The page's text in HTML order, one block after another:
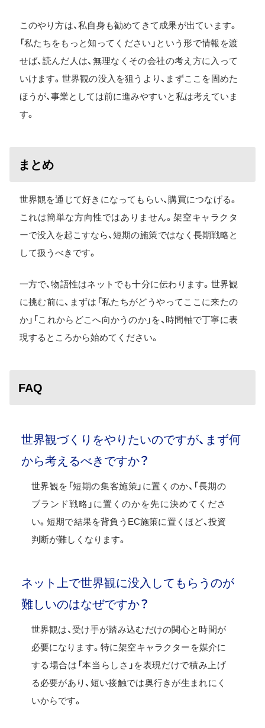
このやり方は、私自身も勧めてきて成果が出ています。
「私たちをもっと知ってください」という形で情報を渡
せば、読んだ人は、無理なくその会社の考え方に入って
いけます。世界観の没入を狙うより、まずここを固めた
ほうが、事業としては前に進みやすいと私は考えていま
す。
まとめ
世界観を通じて好きになってもらい、購買につなげる。
これは簡単な方向性ではありません。架空キャラクタ
ーで没入を起こすなら、短期の施策ではなく長期戦略と
して扱うべきです。
一方で、物語性はネットでも十分に伝わります。世界観
に挑む前に、まずは「私たちがどうやってここに来たの
か」「これからどこへ向かうのか」を、時間軸で丁寧に表
現するところから始めてください。
FAQ
世界観づくりをやりたいのですが、まず何
から考えるべきですか？
世界観を「短期の集客施策」に置くのか、「長期の
ブランド戦略」に置くのかを先に決めてくださ
い。短期で結果を背負うEC施策に置くほど、投資
判断が難しくなります。
ネット上で世界観に没入してもらうのが
難しいのはなぜですか？
世界観は、受け手が踏み込むだけの関心と時間が
必要になります。特に架空キャラクターを媒介に
する場合は「本当らしさ」を表現だけで積み上げ
る必要があり、短い接触では奥行きが生まれにく
いからです。